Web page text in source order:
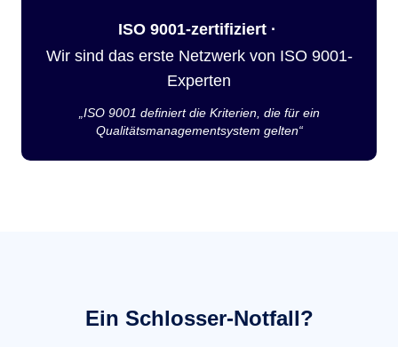
ISO 9001-zertifiziert ·
Wir sind das erste Netzwerk von ISO 9001-
Experten
„ISO 9001 definiert die Kriterien, die für ein
Qualitätsmanagementsystem gelten“
Ein Schlosser-Notfall?